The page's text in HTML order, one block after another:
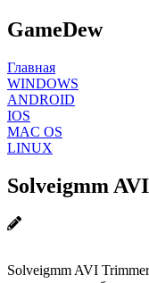
GameDew
Главная
WINDOWS
ANDROID
IOS
MAC OS
LINUX
Solveigmm
Solveigmm AVI